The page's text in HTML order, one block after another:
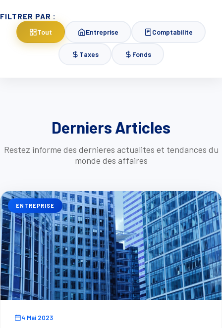
FILTRER PAR :
Tout Entreprise Comptabilite
Taxes Fonds
Derniers Articles
Restez informe des dernieres actualites et tendances du
monde des affaires
ENTREPRISE
4 Mai 2023